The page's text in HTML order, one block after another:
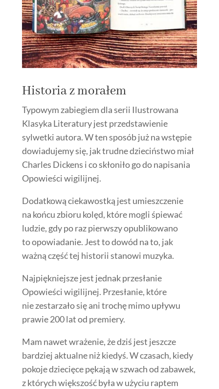
Historia z morałem
Typowym zabiegiem dla serii Ilustrowana
Klasyka Literatury jest przedstawienie
sylwetki autora. W ten sposób już na wstępie
dowiadujemy się, jak trudne dzieciństwo miał
Charles Dickens i co skłoniło go do napisania
Opowieści wigilijnej.
Dodatkową ciekawostką jest umieszczenie
na końcu zbioru kolęd, które mogli śpiewać
ludzie, gdy po raz pierwszy opublikowano
to opowiadanie. Jest to dowód na to, jak
ważną część tej historii stanowi muzyka.
Najpiękniejsze jest jednak przesłanie
Opowieści wigilijnej. Przesłanie, które
nie zestarzało się ani trochę mimo upływu
prawie 200 lat od premiery.
Mam nawet wrażenie, że dziś jest jeszcze
bardziej aktualne niż kiedyś. W czasach, kiedy
pokoje dziecięce pękają w szwach od zabawek,
z których większość była w użyciu raptem